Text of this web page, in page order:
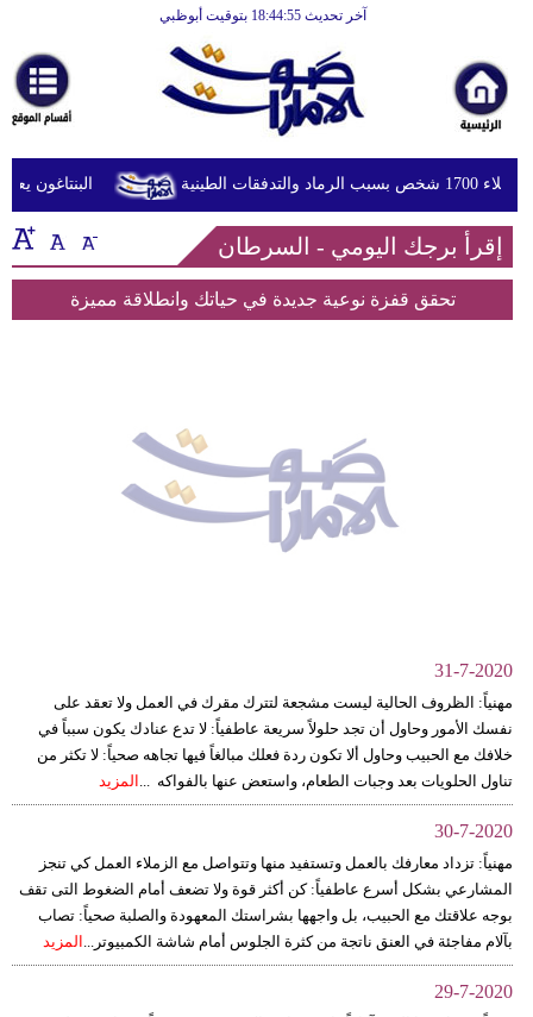
آخر تحديث 18:44:55 بتوقيت أبوظبي
أخبارعاجلة
رياضة
ثقافة
إقتصاد
وموسيقى
إعلام
تعليم
مرأة
أزياء
إسلامية
علوم
البنتاغون الطينية
إقرأ برجك اليومي - السرطان
تحقق قفزة نوعية جديدة في حياتك وانطلاقة مميزة
31-7-2020
مهنياً: الظروف الحالية ليست مشجعة لتترك مقرك في العمل ولا تعقد على
نفسك الأمور وحاول أن تجد حلولاً سريعة عاطفياً: لا تدع عنادك يكون سبباً في
خلافك مع الحبيب وحاول ألا تكون ردة فعلك مبالغاً فيها تجاهه صحياً: لا تكثر من
تناول الحلويات بعد وجبات الطعام، واستعض عنها بالفواكه ... المزيد
30-7-2020
مهنياً: تزداد معارفك بالعمل وتستفيد منها وتتواصل مع الزملاء العمل كي تنجز
المشارعي بشكل أسرع عاطفياً: كن أكثر قوة ولا تضعف أمام الضغوط التى تقف
بوجه علاقتك مع الحبيب، بل واجهها بشراستك المعهودة والصلبة صحياً: تصاب
بآلام مفاجئة في العنق ناتجة من كثرة الجلوس أمام شاشة الكمبيوتر... المزيد
29-7-2020